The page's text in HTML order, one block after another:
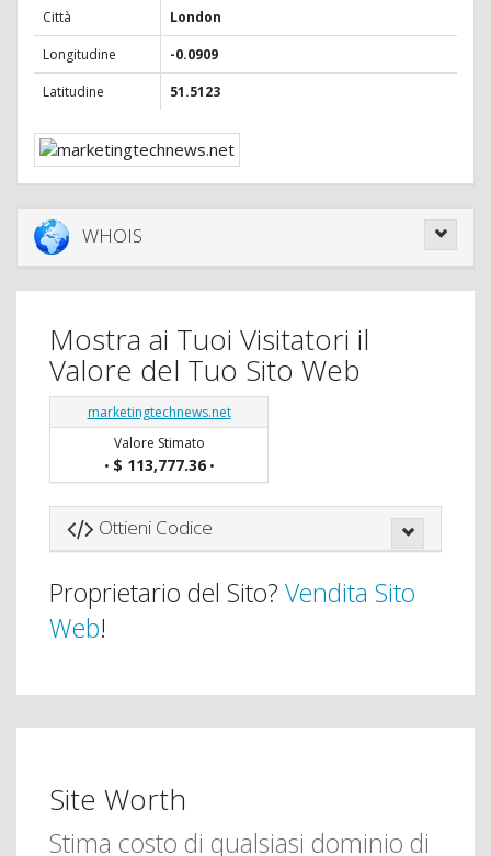
Città
London
Longitudine
-0.0909
Latitudine
51.5123
WHOIS
Mostra ai Tuoi Visitatori il
Valore del Tuo Sito Web
marketingtechnews.net
Valore Stimato
• $ 113,777.36•
Ottieni Codice
Proprietario del Sito? Vendita Sito
Web!
Site Worth
Stima costo di qualsiasi dominio di